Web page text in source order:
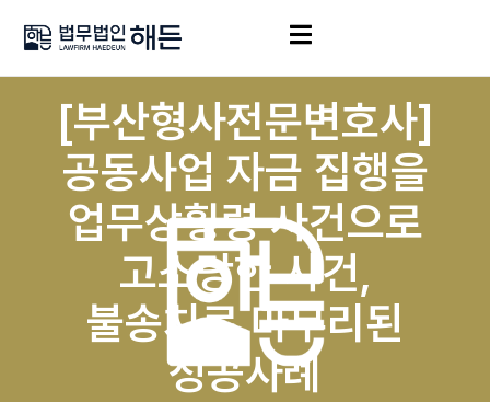
[부산형사전문변호사]
공동사업 자금 집행을
업무상횡령 사건으로
고소당한 사건,
불송치로 마무리된
성공사례